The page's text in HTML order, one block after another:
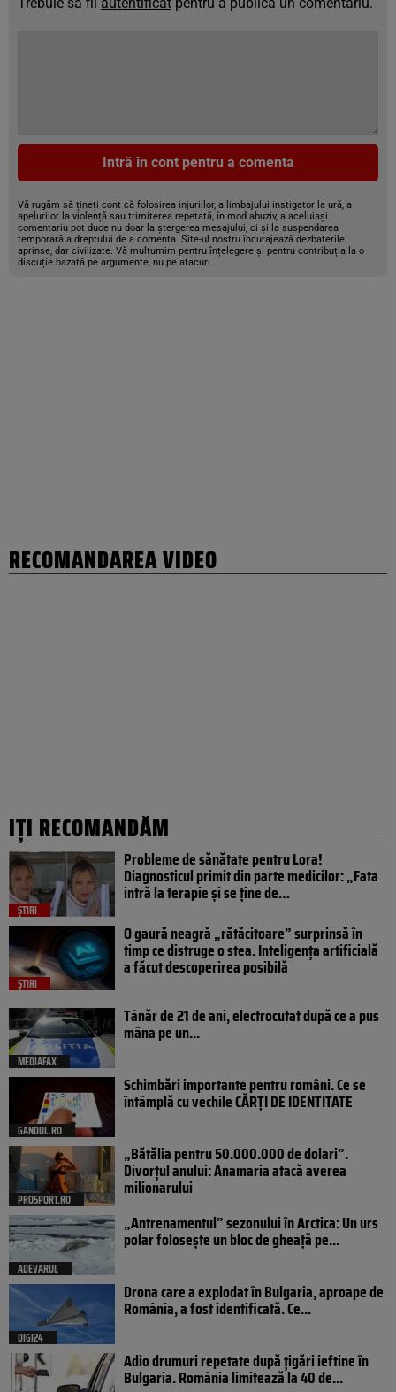
Intră în cont pentru a comenta
Vă rugăm să țineți cont că folosirea injuriilor, a limbajului instigator la ură, a
apelurilor la violență sau trimiterea repetată, în mod abuziv, a aceluiași
comentariu pot duce nu doar la ștergerea mesajului, ci și la suspendarea
temporară a dreptului de a comenta. Site-ul nostru încurajează dezbaterile
aprinse, dar civilizate. Vă mulțumim pentru înțelegere și pentru contribuția la o
discuție bazată pe argumente, nu pe atacuri.
RECOMANDAREA VIDEO
IȚI RECOMANDĂM
ȘTIRI
Probleme de sănătate pentru Lora!
Diagnosticul primit din parte medicilor: „Fata
intră la terapie și se ține de…
ȘTIRI
O gaură neagră „rătăcitoare” surprinsă în
timp ce distruge o stea. Inteligența artificială
a făcut descoperirea posibilă
MEDIAFAX
Tânăr de 21 de ani, electrocutat după ce a pus
mâna pe un...
GANDUL.RO
Schimbări importante pentru români. Ce se
întâmplă cu vechile CĂRȚI DE IDENTITATE
PROSPORT.RO
„Bătălia pentru 50.000.000 de dolari”.
Divorțul anului: Anamaria atacă averea
milionarului
ADEVARUL
„Antrenamentul” sezonului în Arctica: Un urs
polar folosește un bloc de gheață pe...
DIGI24
Drona care a explodat în Bulgaria, aproape de
România, a fost identificată. Ce...
Adio drumuri repetate după țigări ieftine în
Bulgaria. România limitează la 40 de...